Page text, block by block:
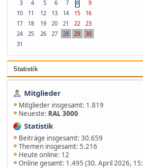
3
4 5 6 7 8
9
10
11 12 13 14 15
16
17
18 19 20 21 22
23
24
25 26 27 28 29
30
31
Statistik
Mitglieder
Mitglieder insgesamt: 1.819
Neueste: RAL 3000
Statistik
Beiträge insgesamt: 30.659
Themen insgesamt: 5.216
Heute online: 12
Online gesamt: 1.495 (30. April 2026,